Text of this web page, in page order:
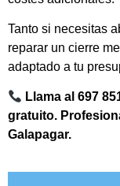
Tanto si necesitas
reparar un cierre
adaptado a tu
Llama al 697
gratuito.
Galapagar.